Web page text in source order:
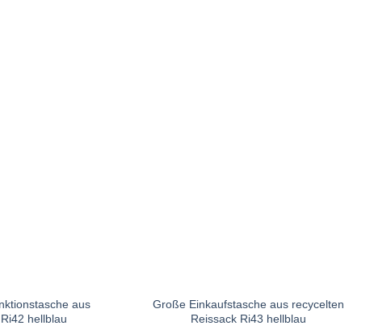
aus
hellblau
Große Einkaufstasche aus recycelten
Reissack Ri43 hellblau